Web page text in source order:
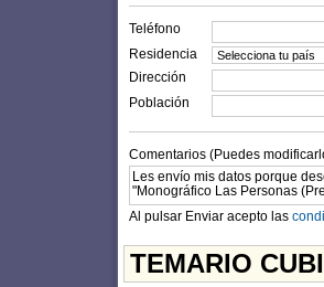
Teléfono
Residencia
Dirección
Población
Comentarios (Puedes
Al pulsar Enviar acepto las
TEMARIO